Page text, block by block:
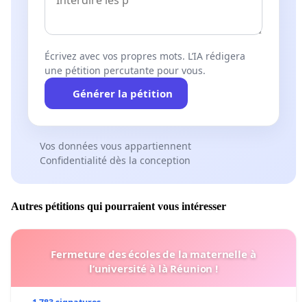
Écrivez avec vos propres mots. L’IA rédigera
une pétition percutante pour vous.
Générer la pétition
Vos données vous appartiennent
Confidentialité dès la conception
Autres pétitions qui pourraient vous intéresser
Fermeture des écoles de la maternelle à
l’université à là Réunion !